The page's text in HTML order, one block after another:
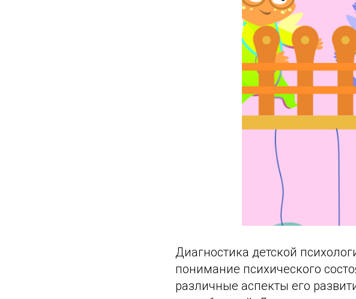
Диагностика детской
понимание психического
различные аспекты его